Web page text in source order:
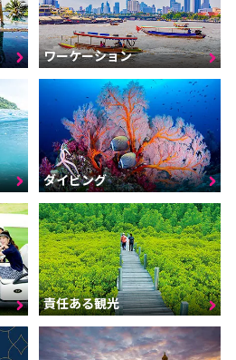
ワーケーション
ダイビング
責任ある観光